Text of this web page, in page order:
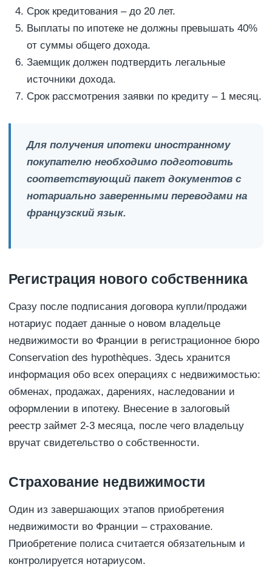
Срок кредитования – до 20 лет.
Выплаты по ипотеке не должны превышать 40%
от суммы общего дохода.
Заемщик должен подтвердить легальные
источники дохода.
Срок рассмотрения заявки по кредиту – 1 месяц.
Для получения ипотеки иностранному
покупателю необходимо подготовить
соответствующий пакет документов с
нотариально заверенными переводами на
французский язык.
Регистрация нового собственника
Сразу после подписания договора купли/продажи
нотариус подает данные о новом владельце
недвижимости во Франции в регистрационное бюро
Conservation des hypothèques. Здесь хранится
информация обо всех операциях с недвижимостью:
обменах, продажах, дарениях, наследовании и
оформлении в ипотеку. Внесение в залоговый
реестр займет 2-3 месяца, после чего владельцу
вручат свидетельство о собственности.
Страхование недвижимости
Один из завершающих этапов приобретения
недвижимости во Франции – страхование.
Приобретение полиса считается обязательным и
контролируется нотариусом.